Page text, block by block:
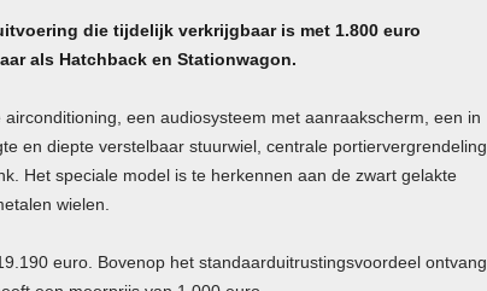
die tijdelijk verkrijgbaar is met 1.800 euro
als Hatchback en Stationwagon.
een audiosysteem met aanraakscherm, een in
en diepte verstelbaar stuurwiel, centrale portiervergrendeling
Het speciale model is te herkennen aan de zwart gelakte
wielen.
euro. Bovenop het standaarduitrustingsvoordeel ontvang